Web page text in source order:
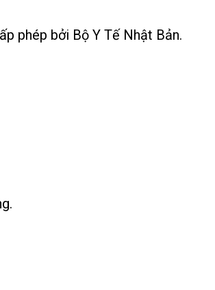
phép bởi Bộ Y Tế Nhật Bản.